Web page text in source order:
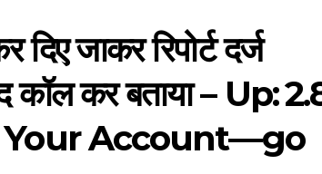
जाकर रिपोर्ट दर्ज
कर बताया – Up:
Account—go